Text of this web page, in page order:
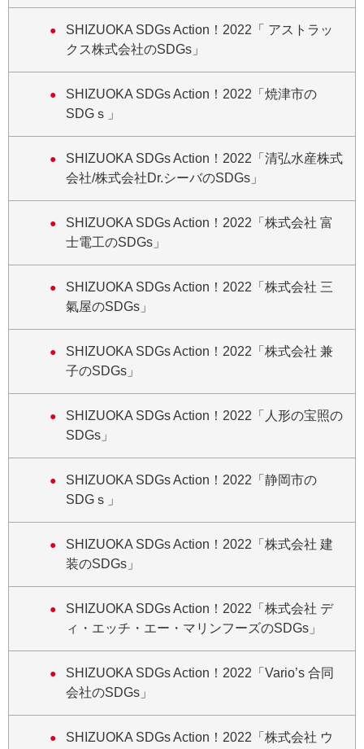
SHIZUOKA SDGs Action！2022「 アストラッ
クス株式会社のSDGs」
SHIZUOKA SDGs Action！2022「焼津市の
SDGｓ」
SHIZUOKA SDGs Action！2022「清弘水産株式
会社/株式会社Dr.シーバのSDGs」
SHIZUOKA SDGs Action！2022「株式会社 富
士電工のSDGs」
SHIZUOKA SDGs Action！2022「株式会社 三
氣屋のSDGs」
SHIZUOKA SDGs Action！2022「株式会社 兼
子のSDGs」
SHIZUOKA SDGs Action！2022「人形の宝照の
SDGs」
SHIZUOKA SDGs Action！2022「静岡市の
SDGｓ」
SHIZUOKA SDGs Action！2022「株式会社 建
装のSDGs」
SHIZUOKA SDGs Action！2022「株式会社 デ
ィ・エッチ・エー・マリンフーズのSDGs」
SHIZUOKA SDGs Action！2022「Vario’s 合同
会社のSDGs」
SHIZUOKA SDGs Action！2022「株式会社 ウ